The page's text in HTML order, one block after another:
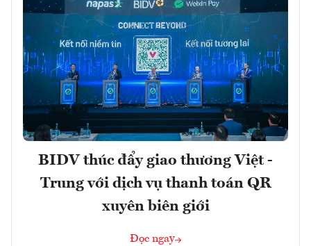
BIDV thúc đẩy giao thương Việt -
Trung với dịch vụ thanh toán QR
xuyên biên giới
Đọc ngay